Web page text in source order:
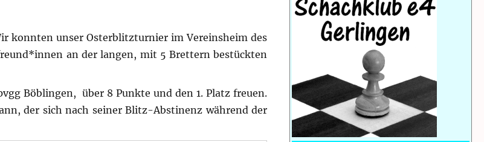
konnten unser Osterblitzturnier im Vereinsheim des
an der langen, mit 5 Brettern bestückten
Böblingen, über 8 Punkte und den 1. Platz freuen.
der sich nach seiner Blitz-Abstinenz während der